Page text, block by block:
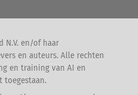
N.V. en/of haar
en auteurs. Alle rechten
en training van AI en
toegestaan.